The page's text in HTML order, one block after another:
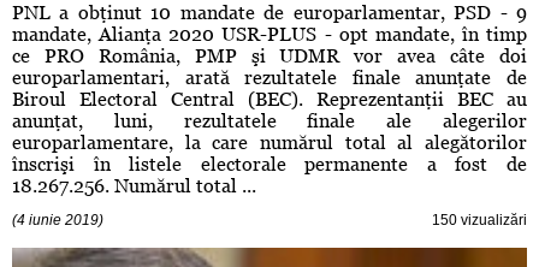
PNL a obţinut 10 mandate de europarlamentar, PSD - 9
mandate, Alianţa 2020 USR-PLUS - opt mandate, în timp
ce PRO România, PMP şi UDMR vor avea câte doi
europarlamentari, arată rezultatele finale anunţate de
Biroul Electoral Central (BEC). Reprezentanţii BEC au
anunţat, luni, rezultatele finale ale alegerilor
europarlamentare, la care numărul total al alegătorilor
înscrişi în listele electorale permanente a fost de
18.267.256. Numărul total ...
(4 iunie 2019) 150 vizualizări